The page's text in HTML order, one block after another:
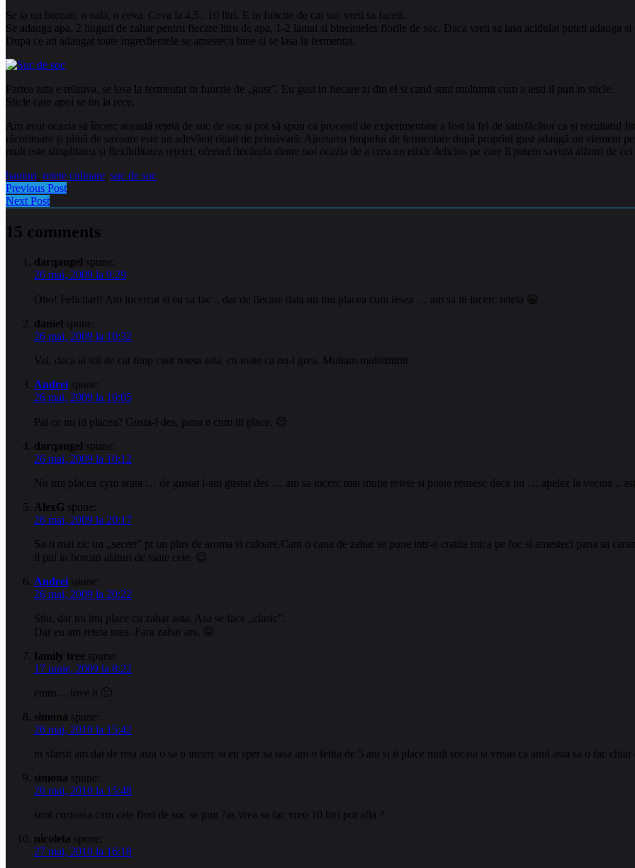
Se ia un borcan, o oala, o ceva. Ceva la 4,5.. 10 litri. E in functie de cat suc vreti sa faceti.
Se adauga apa, 2 linguri de zahar pentru fiecare litru de apa, 1-2 lamai si bineinteles florile de soc. Daca vreti sa iasa acidulat puteti adauga si
Dupa ce ati adaugat toate ingredientele se amesteca bine si se lasa la fermentat.
Partea asta e relativa, se lasa la fermentat in functie de „gust”. Eu gust in fiecare zi din el si cand sunt multumit cum a iesti il pun in sticle.
Sticle care apoi se tin la rece.
Am avut ocazia să încerc această rețetă de suc de soc și pot să spun că procesul de experimentare a fost la fel de satisfăcător ca și
răcoritoare și plină de savoare este un adevărat ritual de primăvară. Ajustarea timpului de fermentare după propriul gust adaugă un element
mult este simplitatea și flexibilitatea rețetei, oferind fiecăruia dintre noi ocazia de a crea un elixir delicios pe care îl putem savura alături de cei
bauturi, retete culinare, suc de soc
Previous Post
Next Post
15 comments
darqangel spune:
26 mai, 2009 la 9:29
Oho! Felicitari! Am incercat si eu sa fac .. dar de fiecare data nu imi placea cum iesea … am sa iti incerc reteta 😀
daniel spune:
26 mai, 2009 la 10:32
Vai, daca ai stii de cat timp caut reteta asta, cu toate ca nu-i grea. Multam multtttttttttt
Andrei spune:
26 mai, 2009 la 10:05
Pai ce nu iti placea? Gusta-l des, pana e cum iti place. 😉
darqangel spune:
26 mai, 2009 la 10:12
Nu imi placea cym arata … de gustat l-am gustat des … am sa incerc mai multe retete si poate reusesc daca nu … apelez la vecina ..
AlexG spune:
26 mai, 2009 la 20:17
Sa-ti mai zic un „secret” pt un plus de aroma si culoare.Cam o cana de zahar se pune intr-o cratita mica pe foc si amesteci pana sa
il pui in borcan alaturi de toate cele. 😉
Andrei spune:
26 mai, 2009 la 20:22
Stiu, dar nu imi place cu zahar asta. Asa se face „clasic”.
Dar eu am reteta mea. Fara zahar ars. 😛
family tree spune:
17 iunie, 2009 la 8:22
emm… love it 🙂
simona spune:
26 mai, 2010 la 15:42
in sfarsit am dat de reta asta o sa o incerc si eu sper sa iasa am o fetita de 5 ani si ii place mult socata si vreau ca anul asta sa o fac chiar
simona spune:
26 mai, 2010 la 15:48
sunt curioasa cam cate flori de soc se pun ?as vrea sa fac vreo 10 litri pot afla ?
nicoleta spune:
27 mai, 2010 la 16:18